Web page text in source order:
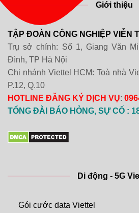
Giới thiệu
TẬP ĐOÀN CÔNG NGHIỆP VIỄN
Trụ sở chính: Số 1, Giang Văn
Đình, TP Hà Nội
Chi nhánh Viettel HCM: Toà nhà
P.12, Q.10
HOTLINE ĐĂNG KÝ DỊCH VỤ:
TỔNG ĐÀI BÁO HỎNG, SỰ CỐ :
Di động - 5G
Gói cước data Viettel